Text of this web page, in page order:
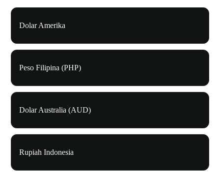
Dolar Amerika
Peso Filipina (PHP)
Dolar Australia (AUD)
Rupiah Indonesia